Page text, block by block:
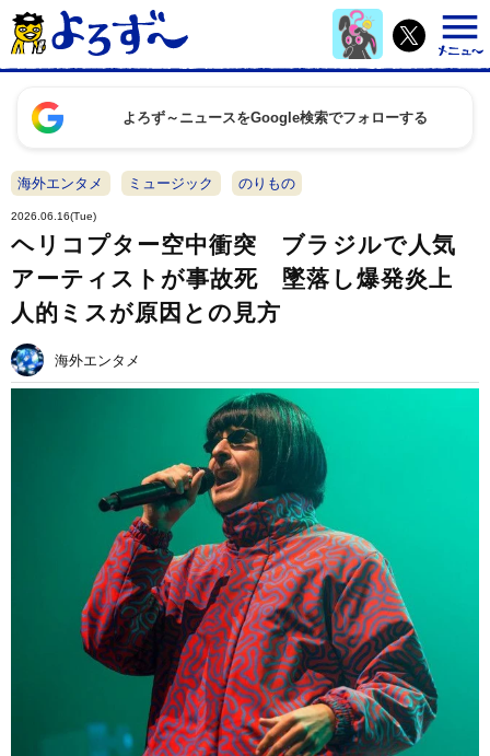
よろず～ニュースをGoogle検索でフォローする
海外エンタメ ミュージック のりもの
2026.06.16(Tue)
ヘリコプター空中衝突 ブラジルで人気
アーティストが事故死 墜落し爆発炎上
人的ミスが原因との見方
海外エンタメ